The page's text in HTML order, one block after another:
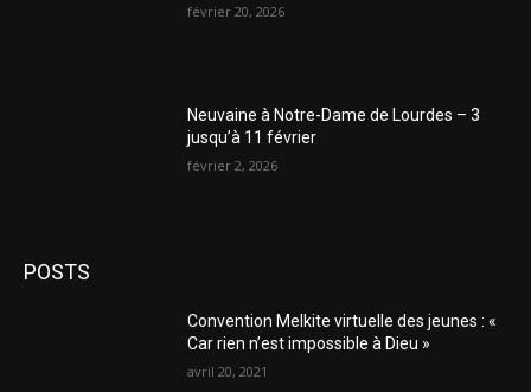
février 20, 2026
Neuvaine à Notre-Dame de Lourdes – 3
jusqu’à 11 février
février 2, 2026
POSTS
Convention Melkite virtuelle des jeunes : «
Car rien n’est impossible à Dieu »
avril 20, 2021